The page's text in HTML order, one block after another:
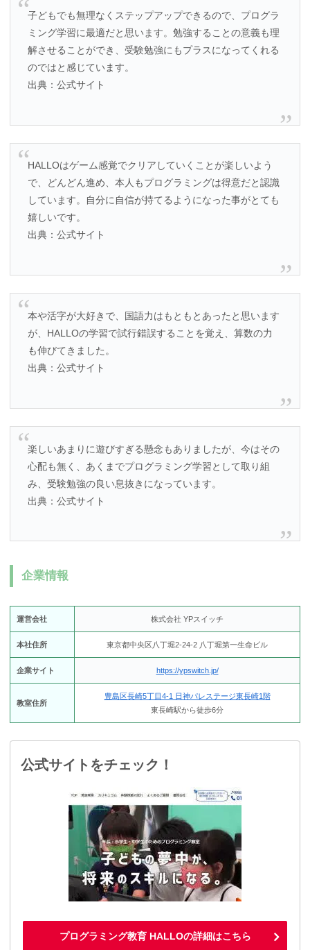
子どもでも無理なくステップアップできるので、プログラ
ミング学習に最適だと思います。勉強することの意義も理
解させることができ、受験勉強にもプラスになってくれる
のではと感じています。
出典：公式サイト
HALLOはゲーム感覚でクリアしていくことが楽しいよう
で、どんどん進め、本人もプログラミングは得意だと認識
しています。自分に自信が持てるようになった事がとても
嬉しいです。
出典：公式サイト
本や活字が大好きで、国語力はもともとあったと思います
が、HALLOの学習で試行錯誤することを覚え、算数の力
も伸びてきました。
出典：公式サイト
楽しいあまりに遊びすぎる懸念もありましたが、今はその
心配も無く、あくまでプログラミング学習として取り組
み、受験勉強の良い息抜きになっています。
出典：公式サイト
企業情報
運営会社 株式会社 YPスイッチ
本社住所 東京都中央区八丁堀2-24-2 八丁堀第一生命ビル
企業サイト https://ypswitch.jp/
教室住所
豊島区長崎5丁目4-1 日神パレステージ東長崎1階
東長崎駅から徒歩6分
公式サイトをチェック！
プログラミング教育 HALLOの詳細はこちら